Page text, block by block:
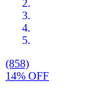
(858)
14% OFF